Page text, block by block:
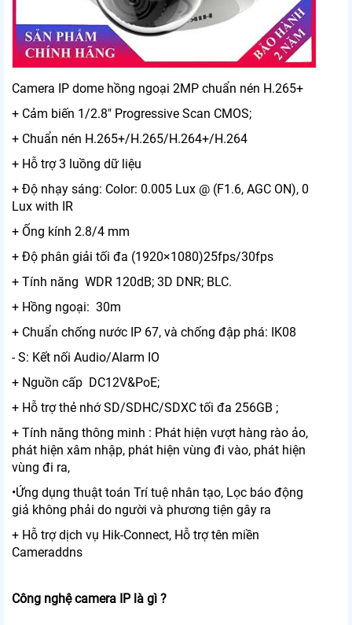
Camera IP dome hồng ngoại 2MP chuẩn nén H.265+
+ Cảm biến 1/2.8" Progressive Scan CMOS;
+ Chuẩn nén H.265+/H.265/H.264+/H.264
+ Hỗ trợ 3 luồng dữ liệu
+ Độ nhạy sáng: Color: 0.005 Lux @ (F1.6, AGC ON), 0
Lux with IR
+ Ống kính 2.8/4 mm
+ Độ phân giải tối đa (1920×1080)25fps/30fps
+ Tính năng WDR 120dB; 3D DNR; BLC.
+ Hồng ngoại: 30m
+ Chuẩn chống nước IP 67, và chống đập phá: IK08
- S: Kết nối Audio/Alarm IO
+ Nguồn cấp DC12V&PoE;
+ Hỗ trợ thẻ nhớ SD/SDHC/SDXC tối đa 256GB ;
+ Tính năng thông minh : Phát hiện vượt hàng rào ảo,
phát hiện xâm nhập, phát hiện vùng đi vào, phát hiện
vùng đi ra,
•Ứng dụng thuật toán Trí tuệ nhân tạo, Lọc báo động
giả không phải do người và phương tiện gây ra
+ Hỗ trợ dịch vụ Hik-Connect, Hỗ trợ tên miền
Cameraddns
Công nghệ camera IP là gì ?